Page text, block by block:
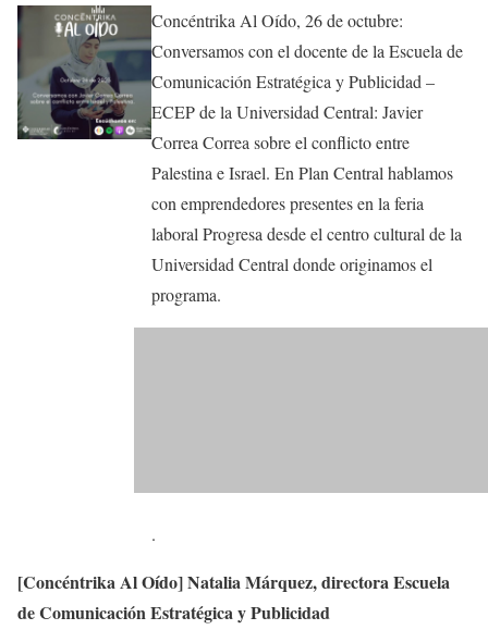
Concéntrika Al Oído, 26 de octubre:
Conversamos con el docente de la Escuela de
Comunicación Estratégica y Publicidad –
ECEP de la Universidad Central: Javier
Correa Correa sobre el conflicto entre
Palestina e Israel. En Plan Central hablamos
con emprendedores presentes en la feria
laboral Progresa desde el centro cultural de la
Universidad Central donde originamos el
programa.
.
[Concéntrika Al Oído] Natalia Márquez, directora Escuela
de Comunicación Estratégica y Publicidad